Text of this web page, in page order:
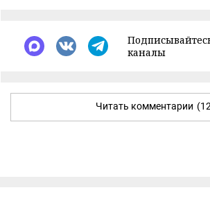
каналы
Читать комментарии